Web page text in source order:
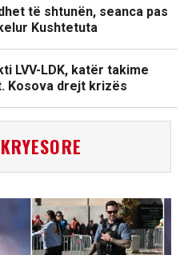
të shtunën, seanca pas
Kushtetuta
LVV-LDK, katër takime
Kosova drejt krizës